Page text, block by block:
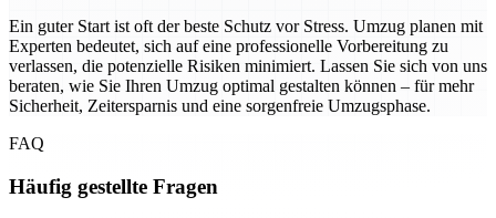
Ein guter Start ist oft der beste Schutz vor Stress. Umzug planen mit
Experten bedeutet, sich auf eine professionelle Vorbereitung zu
verlassen, die potenzielle Risiken minimiert. Lassen Sie sich von uns
beraten, wie Sie Ihren Umzug optimal gestalten können – für mehr
Sicherheit, Zeitersparnis und eine sorgenfreie Umzugsphase.
FAQ
Häufig gestellte Fragen